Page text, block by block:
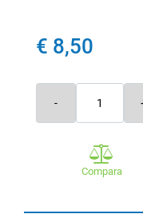
€ 8,50
Compara